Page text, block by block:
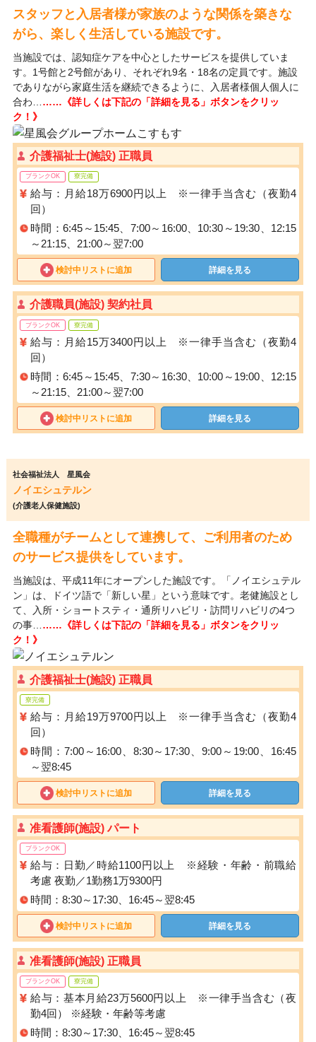
スタッフと入居者様が家族のような関係を築きな
がら、楽しく生活している施設です。
当施設では、認知症ケアを中心としたサービスを提供していま
す。1号館と2号館があり、それぞれ9名・18名の定員です。施設
でありながら家庭生活を継続できるように、入居者様個人個人に
合わ… ……《詳しくは下記の「詳細を見る」ボタンをクリッ
ク！》
介護福祉士(施設) 正職員
ブランクOK 寮完備
給与：月給18万6900円以上 ※一律手当含む（夜勤4
回）
時間：6:45～15:45、7:00～16:00、10:30～19:30、12:15
～21:15、21:00～翌7:00
検討中リストに追加 詳細を見る
介護職員(施設) 契約社員
ブランクOK 寮完備
給与：月給15万3400円以上 ※一律手当含む（夜勤4
回）
時間：6:45～15:45、7:30～16:30、10:00～19:00、12:15
～21:15、21:00～翌7:00
検討中リストに追加 詳細を見る
社会福祉法人 星風会
ノイエシュテルン
(介護老人保健施設)
全職種がチームとして連携して、ご利用者のため
のサービス提供をしています。
当施設は、平成11年にオープンした施設です。「ノイエシュテル
ン」は、ドイツ語で「新しい星」という意味です。老健施設とし
て、入所・ショートスティ・通所リハビリ・訪問リハビリの4つ
の事… ……《詳しくは下記の「詳細を見る」ボタンをクリッ
ク！》
介護福祉士(施設) 正職員
寮完備
給与：月給19万9700円以上 ※一律手当含む（夜勤4
回）
時間：7:00～16:00、8:30～17:30、9:00～19:00、16:45
～翌8:45
検討中リストに追加 詳細を見る
准看護師(施設) パート
ブランクOK
給与：日勤／時給1100円以上 ※経験・年齢・前職給
考慮 夜勤／1勤務1万9300円
時間：8:30～17:30、16:45～翌8:45
検討中リストに追加 詳細を見る
准看護師(施設) 正職員
ブランクOK 寮完備
給与：基本月給23万5600円以上 ※一律手当含む（夜
勤4回） ※経験・年齢等考慮
時間：8:30～17:30、16:45～翌8:45